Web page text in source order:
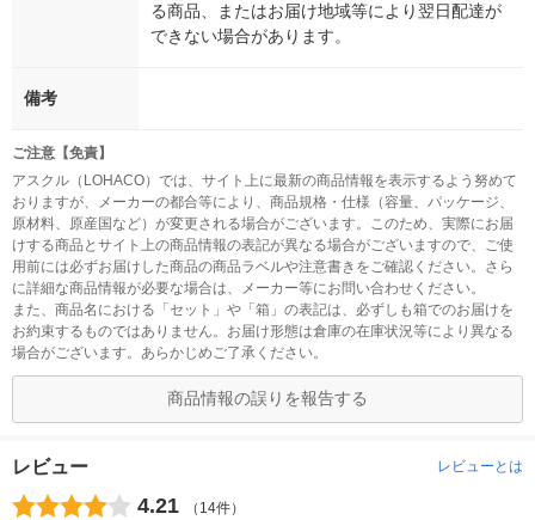
る商品、またはお届け地域等により翌日配達が
できない場合があります。
備考
ご注意【免責】
アスクル（LOHACO）では、サイト上に最新の商品情報を表示するよう努めて
おりますが、メーカーの都合等により、商品規格・仕様（容量、パッケージ、
原材料、原産国など）が変更される場合がございます。このため、実際にお届
けする商品とサイト上の商品情報の表記が異なる場合がございますので、ご使
用前には必ずお届けした商品の商品ラベルや注意書きをご確認ください。さら
に詳細な商品情報が必要な場合は、メーカー等にお問い合わせください。
また、商品名における「セット」や「箱」の表記は、必ずしも箱でのお届けを
お約束するものではありません。お届け形態は倉庫の在庫状況等により異なる
場合がございます。あらかじめご了承ください。
商品情報の誤りを報告する
レビュー レビューとは
4.21 （14件）